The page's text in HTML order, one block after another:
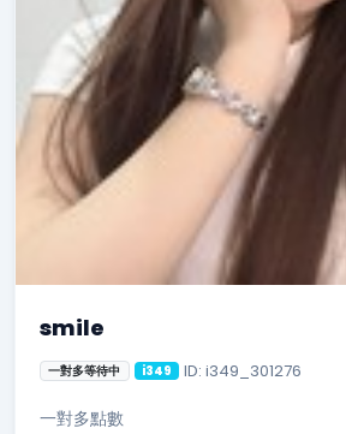
smile
一對多等待中 i349 ID: i349_301276
一對多點數